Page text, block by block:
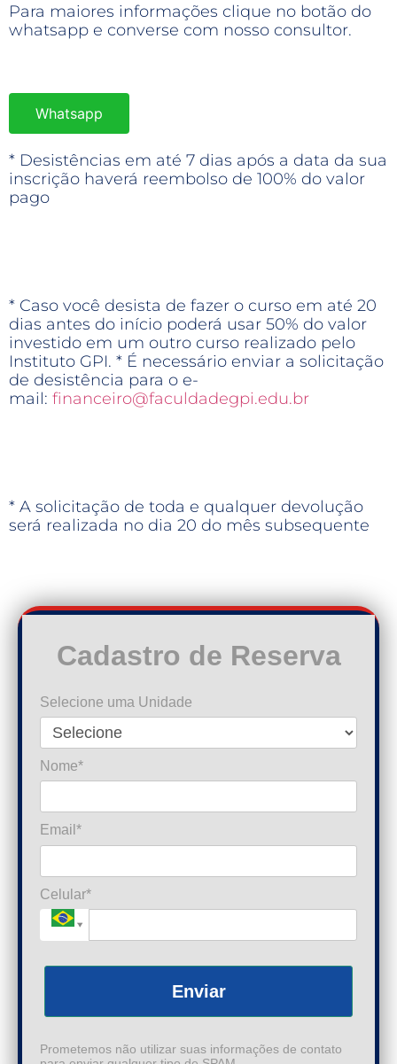
Para maiores informações clique no botão do
whatsapp e converse com nosso consultor.
Whatsapp
* Desistências em até 7 dias após a data da sua
inscrição haverá reembolso de 100% do valor
pago
* Caso você desista de fazer o curso em até 20
dias antes do início poderá usar 50% do valor
investido em um outro curso realizado pelo
Instituto GPI. * É necessário enviar a solicitação
de desistência para o e-
mail: financeiro@faculdadegpi.edu.br
* A solicitação de toda e qualquer devolução
será realizada no dia 20 do mês subsequente
Cadastro de Reserva
Selecione uma Unidade
Nome*
Email*
Celular*
Enviar
Prometemos não utilizar suas informações de contato